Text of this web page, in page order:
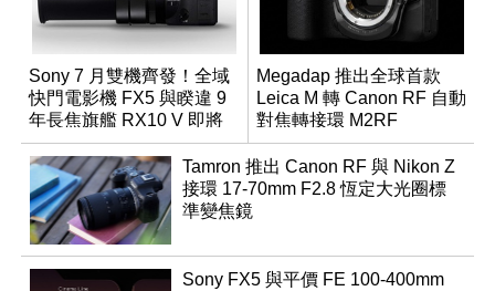
Sony 7 月雙機齊發！全域
快門電影機 FX5 與睽違 9
年長焦旗艦 RX10 V 即將
登場
Megadap 推出全球首款
Leica M 轉 Canon RF 自動
對焦轉接環 M2RF
Tamron 推出 Canon RF 與 Nikon Z
接環 17-70mm F2.8 恆定大光圈標
準變焦鏡
Sony FX5 與平價 FE 100-400mm